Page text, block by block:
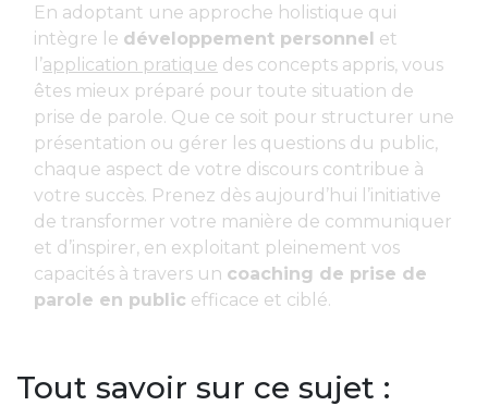
En adoptant une approche holistique qui
intègre le développement personnel et
l’application pratique des concepts appris, vous
êtes mieux préparé pour toute situation de
prise de parole. Que ce soit pour structurer une
présentation ou gérer les questions du public,
chaque aspect de votre discours contribue à
votre succès. Prenez dès aujourd’hui l’initiative
de transformer votre manière de communiquer
et d’inspirer, en exploitant pleinement vos
capacités à travers un coaching de prise de
parole en public efficace et ciblé.
Tout savoir sur ce sujet :